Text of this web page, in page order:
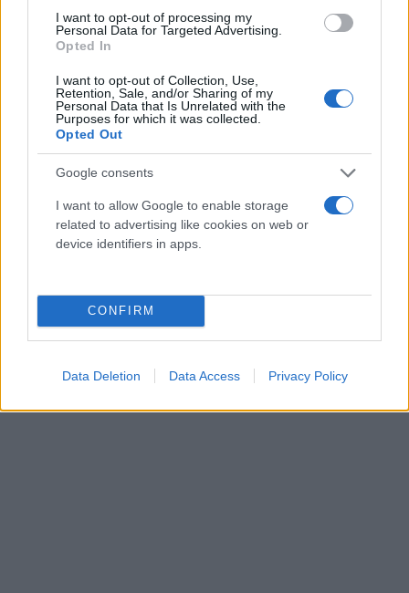
I want to opt-out of processing my
Personal Data for Targeted Advertising.
Opted In
I want to opt-out of Collection, Use,
Retention, Sale, and/or Sharing of my
Personal Data that Is Unrelated with the
Purposes for which it was collected.
Opted Out
Google consents
I want to allow Google to enable storage
related to advertising like cookies on web or
device identifiers in apps.
CONFIRM
Data Deletion Data Access Privacy Policy
δοκάρι από μικρή απόσταση και σε κενή εστία στο